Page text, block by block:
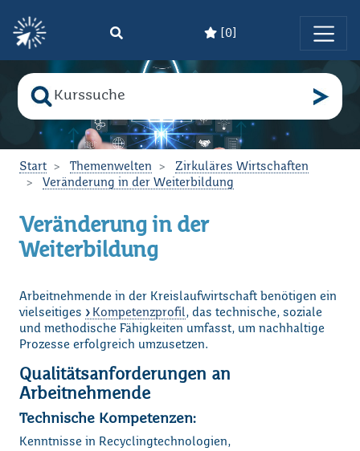
Zum Hauptinhalt springen
[ 0]
Suche nach
Bitte geben Sie den Suchbegriff ein!
Start Themenwelten
Zirkuläres Wirtschaften
Veränderung in der Weiterbildung
Veränderung in der
Weiterbildung
Arbeitnehmende in der Kreislaufwirtschaft benötigen ein
vielseitiges
Kompetenzprofil, das technische, soziale
und methodische Fähigkeiten umfasst, um nachhaltige
Prozesse erfolgreich umzusetzen.
Qualitätsanforderungen an
Arbeitnehmende
Technische Kompetenzen:
Kenntnisse in Recyclingtechnologien,